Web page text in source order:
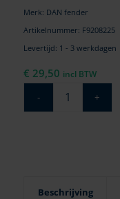
Merk: DAN fender
Artikelnummer: F9208225
Levertijd: 1 - 3 werkdagen
€ 29,50 incl BTW
Beschrijving